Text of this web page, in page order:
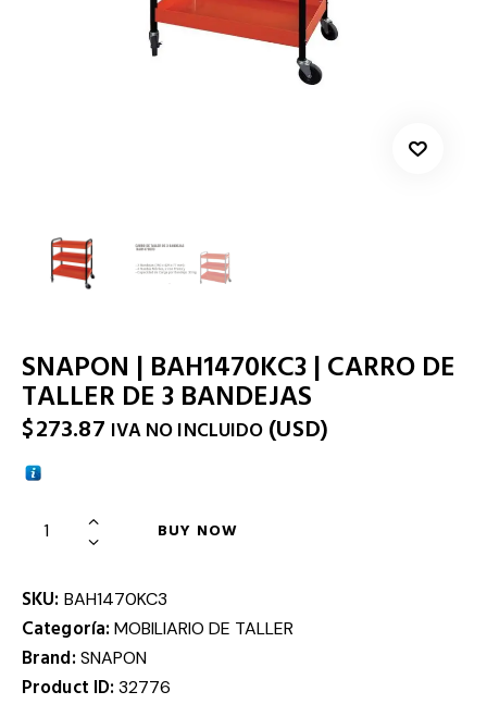
SNAPON | BAH1470KC3 | CARRO DE
TALLER DE 3 BANDEJAS
$273.87 IVA NO INCLUIDO (USD)
BUY NOW
SKU: BAH1470KC3
Categoría:MOBILIARIO DE TALLER
Brand: SNAPON
Product ID:32776